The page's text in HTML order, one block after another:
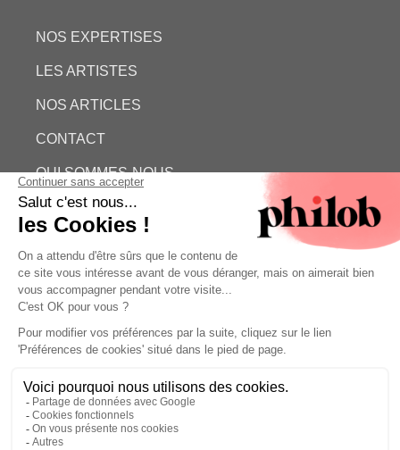
NOS EXPERTISES
LES ARTISTES
NOS ARTICLES
CONTACT
QUI SOMMES-NOUS
ESTIMATION GRATUITE
PHILOB
MENTIONS LÉGALES